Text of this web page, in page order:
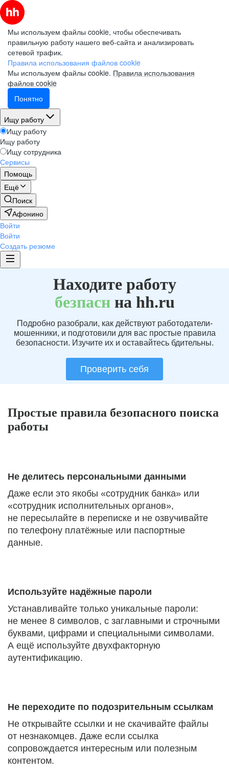
Мы используем файлы cookie, чтобы обеспечивать
правильную работу нашего веб-сайта и анализировать
сетевой трафик.
Правила использования файлов cookie
Мы используем файлы cookie. Правила использования
файлов cookie
Понятно
Ищу работу
Ищу работу
Ищу работу
Ищу сотрудника
Сервисы
Помощь
Ещё
Поиск
Афонино
Войти
Войти
Создать резюме
Находите работу
безпаснна hh.ru
Подробно разобрали, как действуют работодатели-
мошенники, и подготовили для вас простые правила
безопасности. Изучите их и оставайтесь бдительны.
Проверить себя
Простые правила безопасного поиска
работы
Не делитесь персональными данными
Даже если это якобы «сотрудник банка» или
«сотрудник исполнительных органов»,
не пересылайте в переписке и не озвучивайте
по телефону платёжные или паспортные
данные.
Используйте надёжные пароли
Устанавливайте только уникальные пароли:
не менее 8 символов, с заглавными и строчными
буквами, цифрами и специальными символами.
А ещё используйте двухфакторную
аутентификацию.
Не переходите по подозрительным ссылкам
Не открывайте ссылки и не скачивайте файлы
от незнакомцев. Даже если ссылка
сопровождается интересным или полезным
контентом.